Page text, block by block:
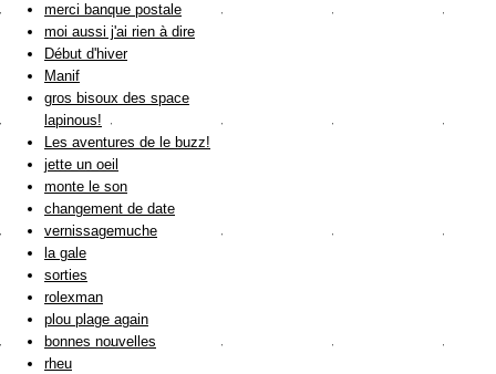
merci banque postale
moi aussi j'ai rien à dire
Début d'hiver
Manif
gros bisoux des space
lapinous!
Les aventures de le buzz!
jette un oeil
monte le son
changement de date
vernissagemuche
la gale
sorties
rolexman
plou plage again
bonnes nouvelles
rheu